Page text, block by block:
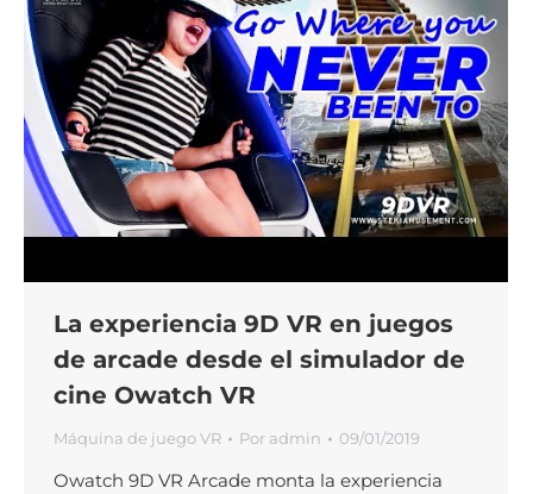
La experiencia 9D VR en juegos
de arcade desde el simulador de
cine Owatch VR
Máquina de juego VR Por admin 09/01/2019
Owatch 9D VR Arcade monta la experiencia